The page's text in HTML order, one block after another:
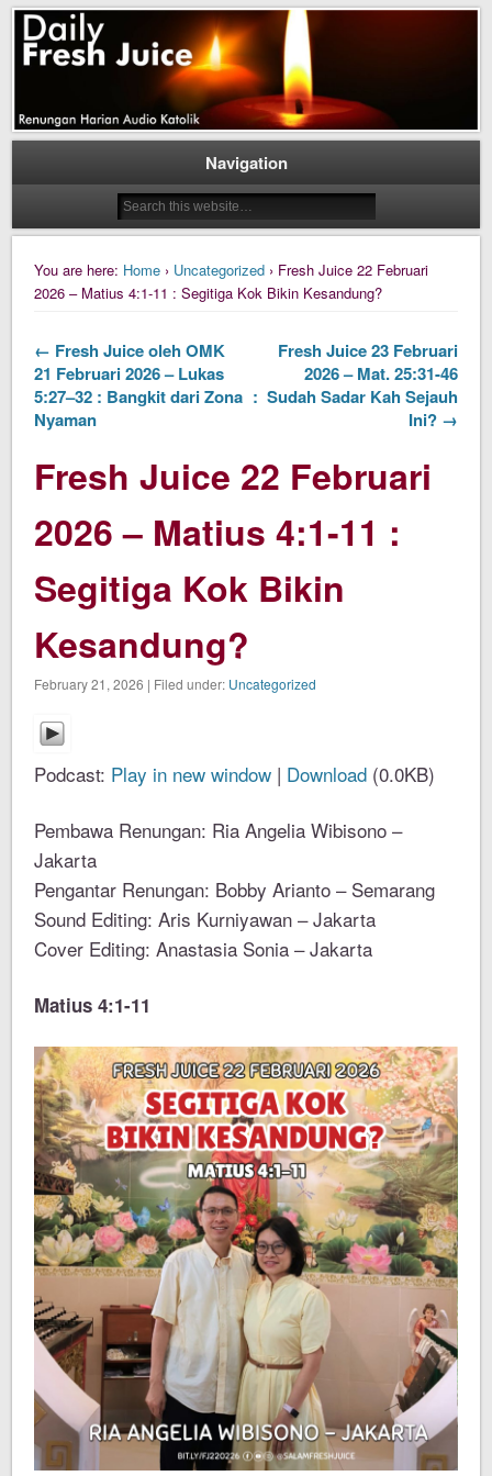
Daily Fresh Juice
Daily Fresh Juice Renungan Harian Katolik Menyejukkan dan Menyegarkan
Navigation
You are here: Home › Uncategorized › Fresh Juice 22 Februari
2026 – Matius 4:1-11 : Segitiga Kok Bikin Kesandung?
← Fresh Juice oleh OMK
21 Februari 2026 – Lukas
5:27–32 : Bangkit dari Zona
Nyaman
Fresh Juice 23 Februari
2026 – Mat. 25:31-46
: Sudah Sadar Kah Sejauh
Ini? →
Fresh Juice 22 Februari
2026 – Matius 4:1-11 :
Segitiga Kok Bikin
Kesandung?
February 21, 2026 | Filed under: Uncategorized
Podcast: Play in new window | Download (0.0KB)
Pembawa Renungan: Ria Angelia Wibisono –
Jakarta
Pengantar Renungan: Bobby Arianto – Semarang
Sound Editing: Aris Kurniyawan – Jakarta
Cover Editing: Anastasia Sonia – Jakarta
Matius 4:1-11